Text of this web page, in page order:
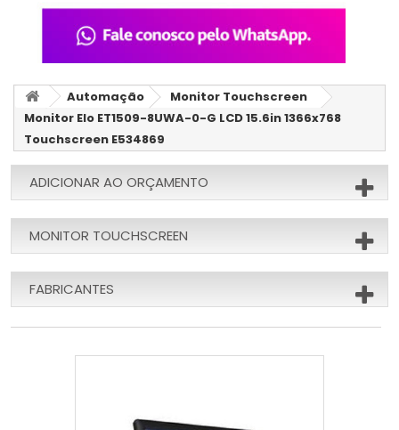
Automação
Monitor Touchscreen
Monitor Elo ET1509-8UWA-0-G LCD 15.6in 1366x768
Touchscreen E534869
ADICIONAR AO ORÇAMENTO
MONITOR TOUCHSCREEN
FABRICANTES